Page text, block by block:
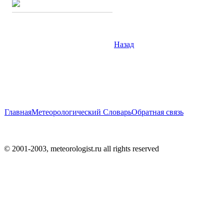
Назад
ГлавнаяМетеорологический СловарьОбратная связь
© 2001-2003, meteorologist.ru all rights reserved